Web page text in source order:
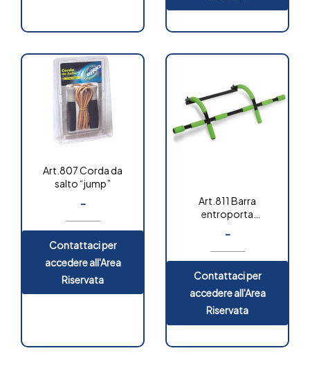
Art.807 Corda da
salto “jump”
-
Contattaci per
accedere all'Area
Riservata
Art.811 Barra
entroporta
-
Contattaci per
accedere all'Area
Riservata